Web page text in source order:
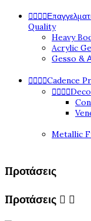

Quality
Heavy
Acrylic
Gesso &
Cadence

Metallic
Προτάσεις
Προτάσεις  